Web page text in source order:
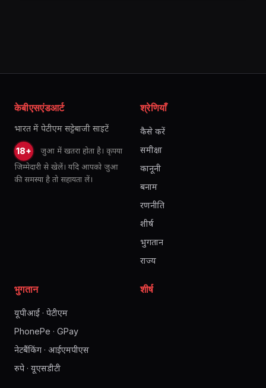
केबीएसएंडआर्ट
भारत में पेटीएम सट्टेबाजी साइटें
18+
जुआ में खतरा होता है। कृपया
जिम्मेदारी से खेलें। यदि आपको जुआ
की समस्या है तो सहायता लें।
श्रेणियाँ
कैसे करें
समीक्षा
कानूनी
बनाम
रणनीति
शीर्ष
भुगतान
राज्य
भुगतान
यूपीआई · पेटीएम
PhonePe · GPay
नेटबैंकिंग · आईएमपीएस
रुपे · यूएसडीटी
शीर्ष